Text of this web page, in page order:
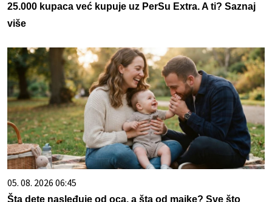
25.000 kupaca već kupuje uz PerSu Extra. A ti? Saznaj
više
05. 08. 2026 06:45
Šta dete nasleđuje od oca, a šta od majke? Sve što